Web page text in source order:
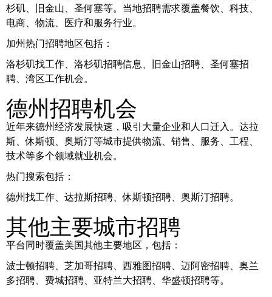
杉矶、旧金山、圣何塞等。当地招聘需求覆盖餐饮、科技、
电商、物流、医疗和服务行业。
加州热门招聘地区包括：
洛杉矶找工作、洛杉矶招聘信息、旧金山招聘、圣何塞招
聘、湾区工作机会。
德州招聘机会
近年来德州经济发展快速，吸引大量企业和人口迁入。达拉
斯、休斯顿、奥斯汀等城市提供物流、销售、服务、工程、
技术等多个领域就业机会。
热门搜索包括：
德州找工作、达拉斯招聘、休斯顿招聘、奥斯汀招聘。
其他主要城市招聘
平台同时覆盖美国其他主要地区，包括：
波士顿招聘、芝加哥招聘、西雅图招聘、迈阿密招聘、奥兰
多招聘、费城招聘、亚特兰大招聘、华盛顿招聘等。